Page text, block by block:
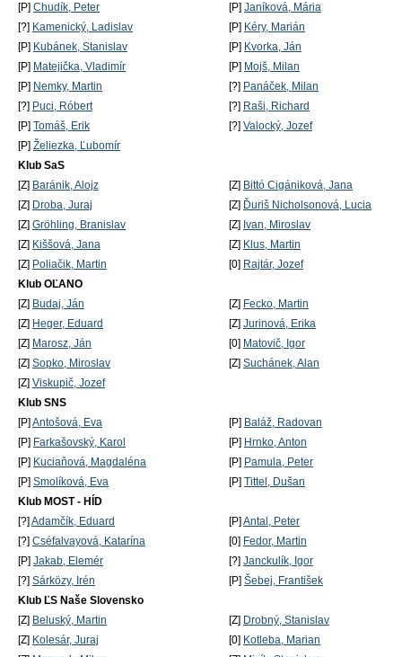
[P] Chudík, Peter [P] Janíková, Mária
[?] Kamenický, Ladislav [P] Kéry, Marián
[P] Kubánek, Stanislav [P] Kvorka, Ján
[P] Matejička, Vladimír [P] Mojš, Milan
[P] Nemky, Martin [?] Panáček, Milan
[?] Puci, Róbert [?] Raši, Richard
[P] Tomáš, Erik [?] Valocký, Jozef
[P] Želiezka, Ľubomír
Klub SaS
[Z] Baránik, Alojz [Z] Bittó Cigániková, Jana
[Z] Droba, Juraj [Z] Ďuriš Nicholsonová, Lucia
[Z] Gröhling, Branislav [Z] Ivan, Miroslav
[Z] Kiššová, Jana [Z] Klus, Martin
[Z] Poliačik, Martin [0] Rajtár, Jozef
Klub OĽANO
[Z] Budaj, Ján [Z] Fecko, Martin
[Z] Heger, Eduard [Z] Jurinová, Erika
[Z] Marosz, Ján [0] Matovič, Igor
[Z] Sopko, Miroslav [Z] Suchánek, Alan
[Z] Viskupič, Jozef
Klub SNS
[P] Antošová, Eva [P] Baláž, Radovan
[P] Farkašovský, Karol [P] Hrnko, Anton
[P] Kuciaňová, Magdaléna [P] Pamula, Peter
[P] Smolíková, Eva [P] Tittel, Dušan
Klub MOST - HÍD
[?] Adamčík, Eduard [P] Antal, Peter
[?] Cséfalvayová, Katarína [0] Fedor, Martin
[P] Jakab, Elemér [?] Janckulík, Igor
[?] Sárközy, Irén [P] Šebej, František
Klub ĽS Naše Slovensko
[Z] Beluský, Martin [Z] Drobný, Stanislav
[Z] Kolesár, Juraj [0] Kotleba, Marian